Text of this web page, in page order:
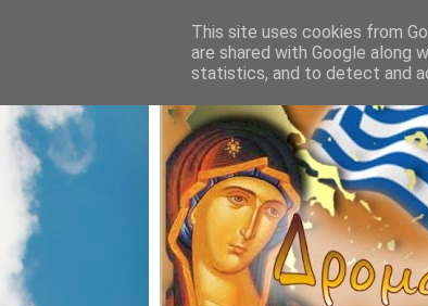
This site uses cookies from
are shared with Google along
statistics, and to detect and